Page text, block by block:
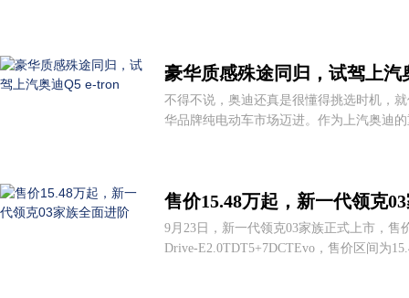
豪华质感殊途同归，试驾上汽
不得不说，奥迪还真是很懂得挑选时机，
华品牌纯电动车市场迈进。作为上汽奥迪
售价15.48万起，新一代领克
9月23日，新一代领克03家族正式上市，售
Drive-E2.0TDT5+7DCTEvo，售价区间为